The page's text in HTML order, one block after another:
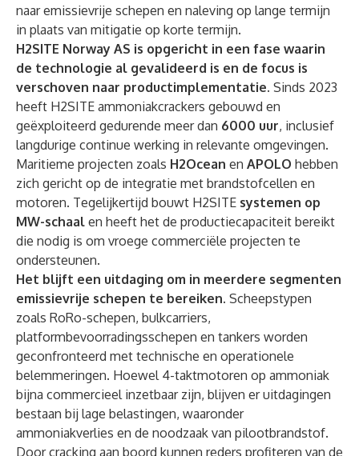
naar emissievrije schepen en naleving op lange termijn
in plaats van mitigatie op korte termijn.
H2SITE Norway AS is opgericht in een fase waarin
de technologie al gevalideerd is en de focus is
verschoven naar productimplementatie. Sinds 2023
heeft H2SITE ammoniakcrackers gebouwd en
geëxploiteerd gedurende meer dan 6000 uur, inclusief
langdurige continue werking in relevante omgevingen.
Maritieme projecten zoals H2Ocean en APOLO hebben
zich gericht op de integratie met brandstofcellen en
motoren. Tegelijkertijd bouwt H2SITE systemen op
MW-schaal en heeft het de productiecapaciteit bereikt
die nodig is om vroege commerciële projecten te
ondersteunen.
Het blijft een uitdaging om in meerdere segmenten
emissievrije schepen te bereiken. Scheepstypen
zoals RoRo-schepen, bulkcarriers,
platformbevoorradingsschepen en tankers worden
geconfronteerd met technische en operationele
belemmeringen. Hoewel 4-taktmotoren op ammoniak
bijna commercieel inzetbaar zijn, blijven er uitdagingen
bestaan bij lage belastingen, waaronder
ammoniakverlies en de noodzaak van pilootbrandstof.
Door cracking aan boord kunnen reders profiteren van de